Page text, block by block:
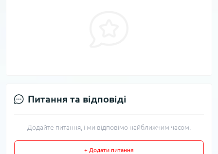
Питання та відповіді
Додайте питання, і ми відповімо найближчим часом.
+ Додати питання